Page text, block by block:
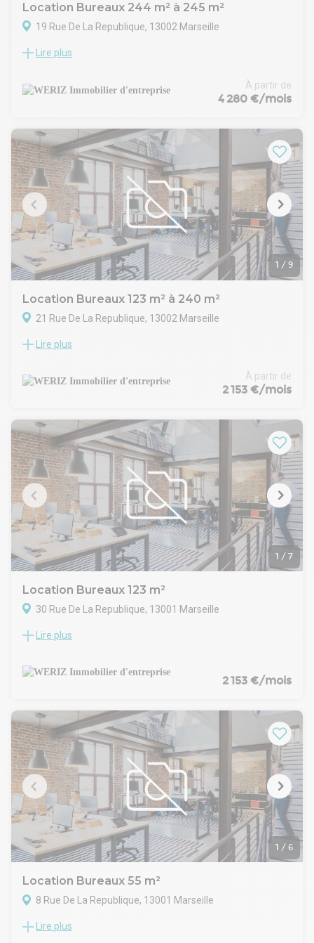
Location Bureaux 244 m² à 245 m²
19 Rue De La Republique, 13002 Marseille
WERIZ, votre spécialiste en immobilier d'entreprise sur la
de bureau à la location sur la très prisée Rue de la
République, à proximité immédiate de nombreux
lumineux avec des belles cloisons vitrées toute hauteur, une
salle de réunion, un espace tisanerie et un espace repas
Lire plus
À partir de
4 280 €/mois
1 / 9
Location Bureaux 123 m² à 240 m²
21 Rue De La Republique, 13002 Marseille
WERIZ, votre spécialiste en immobilier d'entreprise sur la
de bureau à la location sur la très prisée Rue de la
République, à proximité immédiate de nombreux
cloisonnés, une salle de réunion, un espace tisanerie et un
espace repas
Lire plus
À partir de
2 153 €/mois
1 / 7
Location Bureaux 123 m²
30 Rue De La Republique, 13001 Marseille
WERIZ, votre spécialiste en immobilier d'entreprise sur la
de bureau à la location sur la très prisée Rue de la
République, à proximité immédiate de nombreux
lumineux avec une très belle hauteur sous plafond, un open
space ainsi qu'un espace tisanerie et un espace repas
Lire plus
2 153 €/mois
1 / 6
Location Bureaux 55 m²
8 Rue De La Republique, 13001 Marseille
WERIZ, votre spécialiste en immobilier d'entreprise sur la
Lire plus